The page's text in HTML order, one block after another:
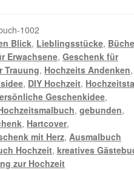
1002
Blick, Lieblingsstücke,
Erwachsene,Geschenk für
Trauung, Hochzeits Andenken,
, DIY Hochzeit,
Geschenkidee,
,gebunden,
, Hartcover,
mit Herz, Ausmalbuch
Hochzeit,kreatives
zur Hochzeit